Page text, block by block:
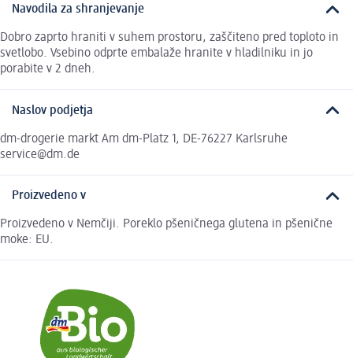
Navodila za shranjevanje
Dobro zaprto hraniti v suhem prostoru, zaščiteno pred toploto in
svetlobo. Vsebino odprte embalaže hranite v hladilniku in jo
porabite v 2 dneh.
Naslov podjetja
dm-drogerie markt Am dm-Platz 1, DE-76227 Karlsruhe
service@dm.de
Proizvedeno v
Proizvedeno v Nemčiji. Poreklo pšeničnega glutena in pšenične
moke: EU.